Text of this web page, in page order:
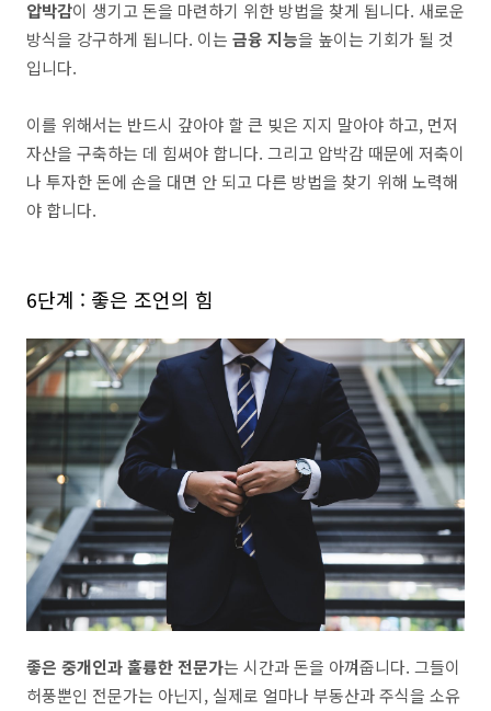
압박감이 생기고 돈을 마련하기 위한 방법을 찾게 됩니다. 새로운
방식을 강구하게 됩니다. 이는 금융 지능을 높이는 기회가 될 것
입니다.
이를 위해서는 반드시 갚아야 할 큰 빚은 지지 말아야 하고, 먼저
자산을 구축하는 데 힘써야 합니다. 그리고 압박감 때문에 저축이
나 투자한 돈에 손을 대면 안 되고 다른 방법을 찾기 위해 노력해
야 합니다.
6단계 : 좋은 조언의 힘
좋은 중개인과 훌륭한 전문가는 시간과 돈을 아껴줍니다. 그들이
허풍뿐인 전문가는 아닌지, 실제로 얼마나 부동산과 주식을 소유